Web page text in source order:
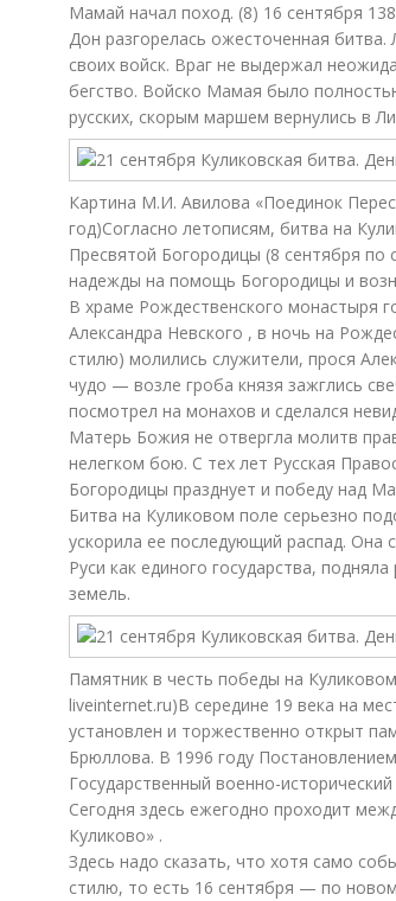
Мамай начал поход. (8) 16 сентября
Дон разгорелась ожесточенная
своих войск. Враг не выдержал
бегство. Войско Мамая было
русских, скорым маршем вернулись в
Картина М.И. Авилова «Поединок
год)Согласно летописям, битва на
Пресвятой Богородицы (8 сентября
надежды на помощь Богородицы и
В храме Рождественского монастыря
Александра Невского , в ночь на
стилю) молились служители, прося
чудо — возле гроба князя зажглись
посмотрел на монахов и сделался
Матерь Божия не отвергла молитв
нелегком бою. С тех лет Русская
Богородицы празднует и победу над
Битва на Куликовом поле серьезно
ускорила ее последующий распад. Она
Руси как единого государства,
земель.
Памятник в честь победы на
liveinternet.ru)В середине 19 века на
установлен и торжественно открыт
Брюллова. В 1996 году
Государственный военно-
Сегодня здесь ежегодно проходит
Куликово» .
Здесь надо сказать, что хотя само
стилю, то есть 16 сентября — по